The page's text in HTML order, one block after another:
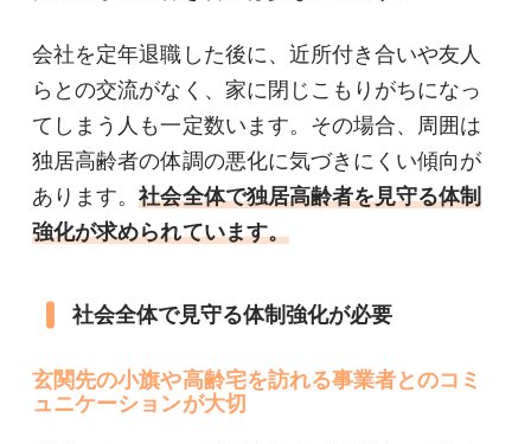
会社を定年退職した後に、近所付き合いや友人
らとの交流がなく、家に閉じこもりがちになっ
てしまう人も一定数います。その場合、周囲は
独居高齢者の体調の悪化に気づきにくい傾向が
あります。社会全体で独居高齢者を見守る体制
強化が求められています。
社会全体で見守る体制強化が必要
玄関先の小旗や高齢宅を訪れる事業者とのコミ
ュニケーションが大切